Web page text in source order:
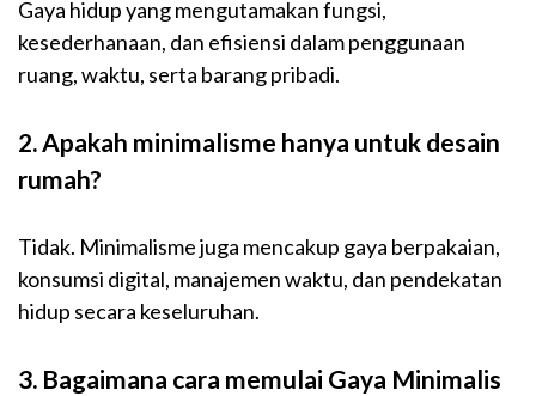
Gaya hidup yang mengutamakan fungsi,
kesederhanaan, dan efisiensi dalam penggunaan
ruang, waktu, serta barang pribadi.
2. Apakah minimalisme hanya untuk desain
rumah?
Tidak. Minimalisme juga mencakup gaya berpakaian,
konsumsi digital, manajemen waktu, dan pendekatan
hidup secara keseluruhan.
3. Bagaimana cara memulai Gaya Minimalis